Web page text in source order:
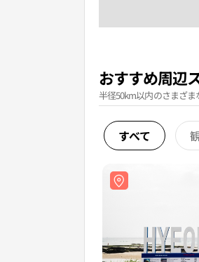
おすすめ周辺
半径50km以内のさまざま
すべて